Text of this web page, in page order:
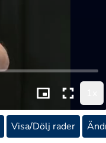
Visa/Dölj rader